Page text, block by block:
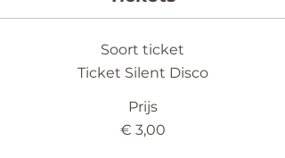
Soort ticket
Ticket Silent Disco
Prijs
€ 3,00